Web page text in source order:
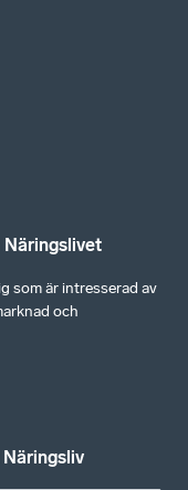
Näringslivet
som är intresserad av
och